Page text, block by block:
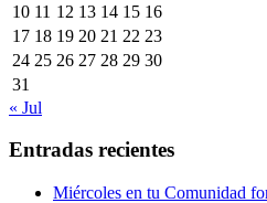
10 11 12 13 14 15 16
17 18 19 20 21 22 23
24 25 26 27 28 29 30
31
« Jul
Entradas recientes
Miércoles en tu Comunidad